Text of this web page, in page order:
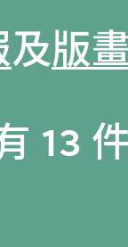
及版
13